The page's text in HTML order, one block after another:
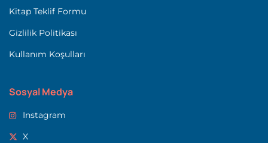
Kitap Teklif Formu
Gizlilik Politikası
Kullanım Koşulları
Sosyal Medya
Instagram
X